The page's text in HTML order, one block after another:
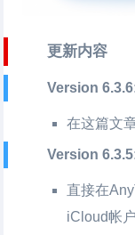
更新内容
Version
在这篇文
Version
直接在
iCloud帐户